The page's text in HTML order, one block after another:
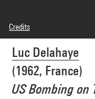
Luc Delahaye
(1962, France)
US Bombing on
Credits
© Luc Delahaye
Photo credits : Centre
GrandPalaisRmn
Image reference : 4N04220
Image presentation :